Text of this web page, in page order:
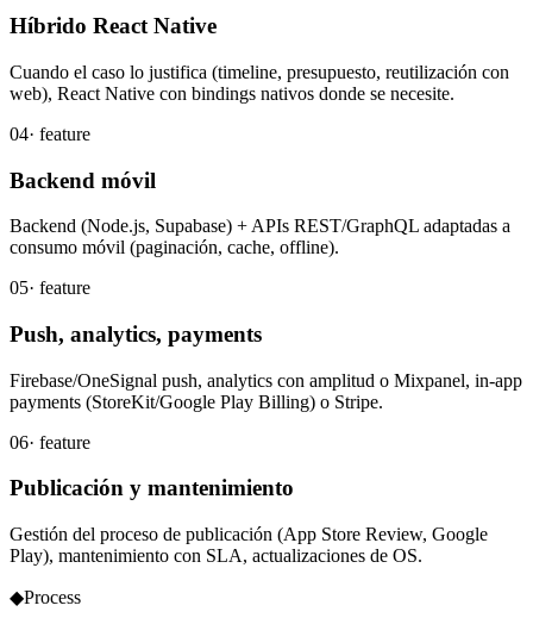
Híbrido React Native
Cuando el caso lo justifica (timeline, presupuesto, reutilización con
web), React Native con bindings nativos donde se necesite.
04· feature
Backend móvil
Backend (Node.js, Supabase) + APIs REST/GraphQL adaptadas a
consumo móvil (paginación, cache, offline).
05· feature
Push, analytics, payments
Firebase/OneSignal push, analytics con amplitud o Mixpanel, in-app
payments (StoreKit/Google Play Billing) o Stripe.
06· feature
Publicación y mantenimiento
Gestión del proceso de publicación (App Store Review, Google
Play), mantenimiento con SLA, actualizaciones de OS.
◆Process